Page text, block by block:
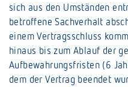
sich aus den Umständen
betroffene Sachverhalt
einem Vertragsschluss
hinaus bis zum Ablauf der
Aufbewahrungsfristen (6
dem der Vertrag beendet